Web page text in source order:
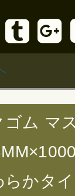
ゴム マ
らかタ